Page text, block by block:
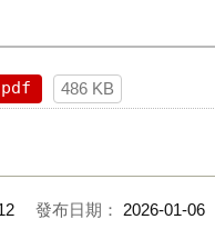
pdf 486 KB
發布日期： 2026-01-06